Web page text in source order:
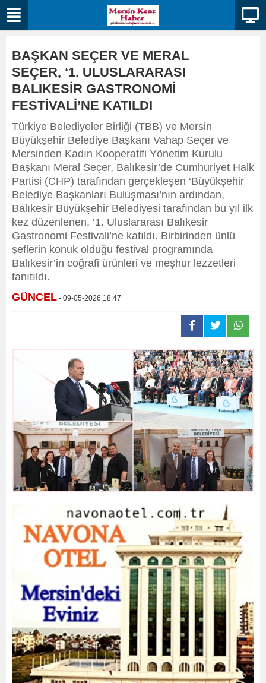
BAŞKAN SEÇER VE MERAL
SEÇER, ‘1. ULUSLARARASI
BALIKESİR GASTRONOMİ
FESTİVALİ’NE KATILDI
Türkiye Belediyeler Birliği (TBB) ve Mersin
Büyükşehir Belediye Başkanı Vahap Seçer ve
Mersinden Kadın Kooperatifi Yönetim Kurulu
Başkanı Meral Seçer, Balıkesir’de Cumhuriyet Halk
Partisi (CHP) tarafından gerçekleşen ‘Büyükşehir
Belediye Başkanları Buluşması’nın ardından,
Balıkesir Büyükşehir Belediyesi tarafından bu yıl ilk
kez düzenlenen, ‘1. Uluslararası Balıkesir
Gastronomi Festivali’ne katıldı. Birbirinden ünlü
şeflerin konuk olduğu festival programında
Balıkesir’in coğrafi ürünleri ve meşhur lezzetleri
tanıtıldı.
GÜNCEL - 09-05-2026 18:47